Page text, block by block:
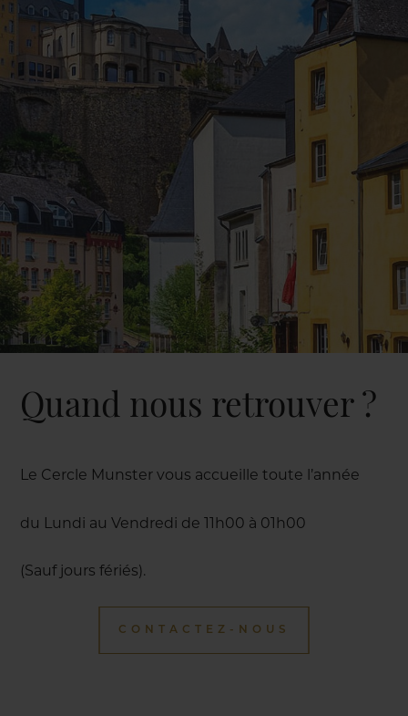
Quand nous retrouver ?
Le Cercle Munster vous accueille toute l’année
du Lundi au Vendredi de 11h00 à 01h00
(Sauf jours fériés).
CONTACTEZ-NOUS